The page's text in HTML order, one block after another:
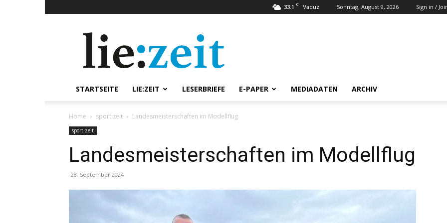
33.1 C Vaduz Sonntag, August 9, 2026 Sign in /
STARTSEITE LIE:ZEIT LESERBRIEFE E-PAPER MEDIADATEN ARCHIV
Home sport:zeit Landesmeisterschaften im Modellflug
sport:zeit
Landesmeisterschaften im Modellflug
28. September 2024